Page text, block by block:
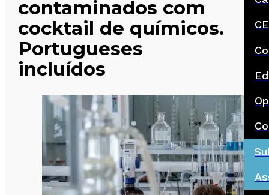
contaminados com
cocktail de químicos.
Portugueses
incluídos